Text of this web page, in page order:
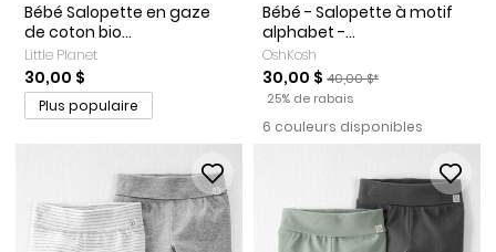
Bébé Salopette en gaze
de coton bio...
Little Planet
30,00 $
Plus populaire
Bébé - Salopette à motif
alphabet -...
OshKosh
Prix de solde
30,00 $ Prix ​​de détail suggéré par
40,00 $*
Pourcentage de rabais
25% de rabais
6 couleurs disponibles